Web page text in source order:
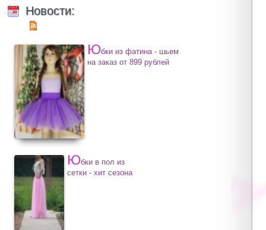
Новости:
Юбки из фатина - шьем
на заказ от 899 рублей
Юбки в пол из
сетки - хит сезона